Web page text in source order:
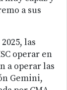
a sus
las
operar en
a operar las
Gemini,